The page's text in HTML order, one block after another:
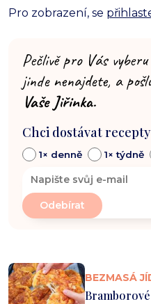
Pro zobrazení, se
Pečlivě pro Vás
jinde nenajdete, a
Vaše Jiřinka.
Chci dostávat
1× denně 1× týdně
BEZMASÁ